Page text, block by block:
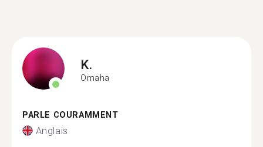
K.
Omaha
PARLE COURAMMENT
Anglais